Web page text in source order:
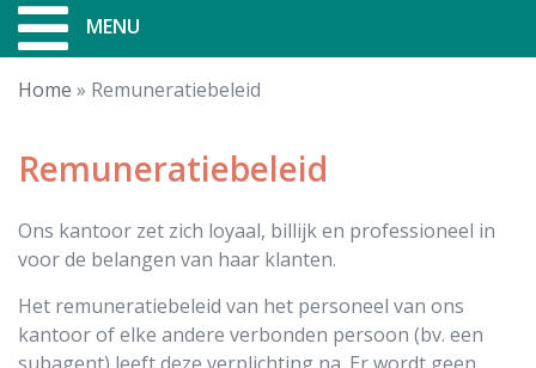
MENU
Home » Remuneratiebeleid
Remuneratiebeleid
Ons kantoor zet zich loyaal, billijk en professioneel in
voor de belangen van haar klanten.
Het remuneratiebeleid van het personeel van ons
kantoor of elke andere verbonden persoon (bv. een